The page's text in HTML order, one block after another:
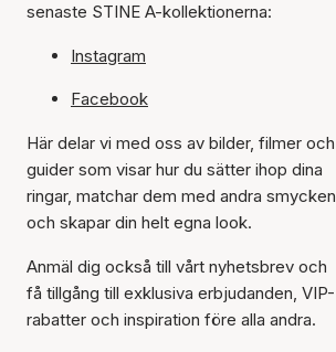
senaste STINE A-kollektionerna:
Instagram
Facebook
Här delar vi med oss av bilder, filmer och
guider som visar hur du sätter ihop dina
ringar, matchar dem med andra smycken
och skapar din helt egna look.
Anmäl dig också till vårt nyhetsbrev och
få tillgång till exklusiva erbjudanden, VIP-
rabatter och inspiration före alla andra.